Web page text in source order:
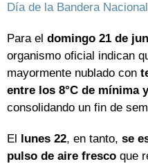
Día de la Bandera Nacional
Para el domingo 21 de
organismo oficial indican
mayormente nublado con
entre los 8°C de mínima
consolidando un fin de
El lunes 22, en tanto, se
pulso de aire fresco que